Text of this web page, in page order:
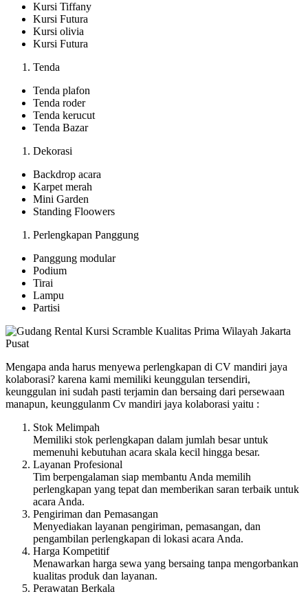
Kursi Tiffany
Kursi Futura
Kursi olivia
Kursi Futura
Tenda
Tenda plafon
Tenda roder
Tenda kerucut
Tenda Bazar
Dekorasi
Backdrop acara
Karpet merah
Mini Garden
Standing Floowers
Perlengkapan Panggung
Panggung modular
Podium
Tirai
Lampu
Partisi
Mengapa anda harus menyewa perlengkapan di CV mandiri jaya
kolaborasi? karena kami memiliki keunggulan tersendiri,
keunggulan ini sudah pasti terjamin dan bersaing dari persewaan
manapun, keunggulanm Cv mandiri jaya kolaborasi yaitu :
Stok Melimpah
Memiliki stok perlengkapan dalam jumlah besar untuk
memenuhi kebutuhan acara skala kecil hingga besar.
Layanan Profesional
Tim berpengalaman siap membantu Anda memilih
perlengkapan yang tepat dan memberikan saran terbaik untuk
acara Anda.
Pengiriman dan Pemasangan
Menyediakan layanan pengiriman, pemasangan, dan
pengambilan perlengkapan di lokasi acara Anda.
Harga Kompetitif
Menawarkan harga sewa yang bersaing tanpa mengorbankan
kualitas produk dan layanan.
Perawatan Berkala